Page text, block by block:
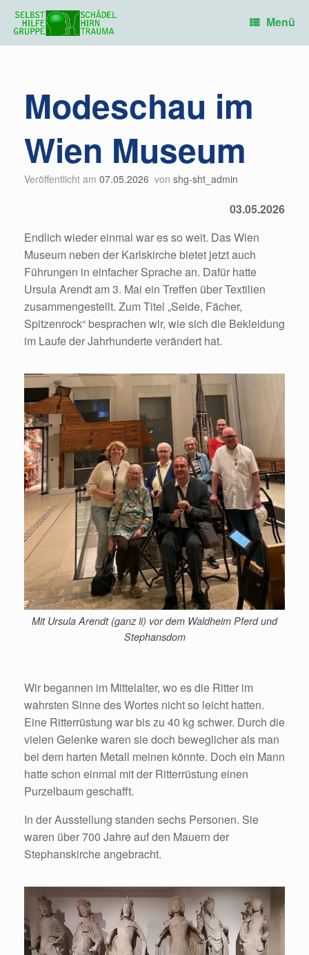
Inhalt
springen
Menü
Modeschau im
Wien Museum
Veröffentlicht am 07.05.2026 von shg-sht_admin
03.05.2026
Endlich wieder einmal war es so weit. Das Wien
Museum neben der Karlskirche bietet jetzt auch
Führungen in einfacher Sprache an. Dafür hatte
Ursula Arendt am 3. Mai ein Treffen über Textilien
zusammengestellt. Zum Titel „Seide, Fächer,
Spitzenrock“ besprachen wir, wie sich die Bekleidung
im Laufe der Jahrhunderte verändert hat.
Mit Ursula Arendt (ganz li) vor dem Waldheim Pferd und
Stephansdom
Wir begannen im Mittelalter, wo es die Ritter im
wahrsten Sinne des Wortes nicht so leicht hatten.
Eine Ritterrüstung war bis zu 40 kg schwer. Durch die
vielen Gelenke waren sie doch beweglicher als man
bei dem harten Metall meinen könnte. Doch ein Mann
hatte schon einmal mit der Ritterrüstung einen
Purzelbaum geschafft.
In der Ausstellung standen sechs Personen. Sie
waren über 700 Jahre auf den Mauern der
Stephanskirche angebracht.